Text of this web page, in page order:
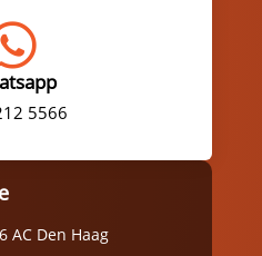
5566
AC Den Haag